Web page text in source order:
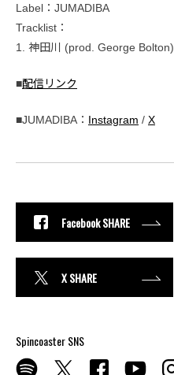
Label：JUMADIBA
Tracklist：
1. 神田川 (prod. George Bolton)
■配信リンク
■JUMADIBA： Instagram / X
Facebook SHARE
X SHARE
Spincoaster SNS